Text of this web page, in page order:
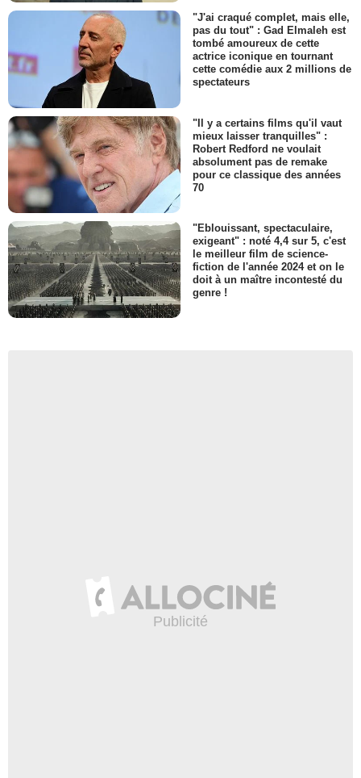
"J'ai craqué complet, mais elle,
pas du tout" : Gad Elmaleh est
tombé amoureux de cette
actrice iconique en tournant
cette comédie aux 2 millions de
spectateurs
"Il y a certains films qu'il vaut
mieux laisser tranquilles" :
Robert Redford ne voulait
absolument pas de remake
pour ce classique des années
70
"Eblouissant, spectaculaire,
exigeant" : noté 4,4 sur 5, c'est
le meilleur film de science-
fiction de l'année 2024 et on le
doit à un maître incontesté du
genre !